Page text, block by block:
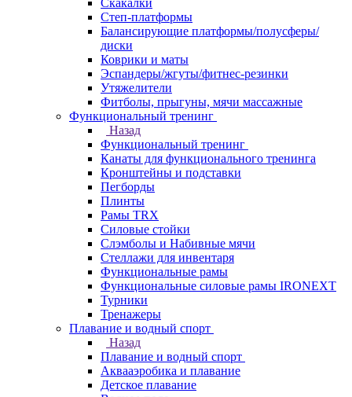
Скакалки
Степ-платформы
Балансирующие платформы/полусферы/
диски
Коврики и маты
Эспандеры/жгуты/фитнес-резинки
Утяжелители
Фитболы, прыгуны, мячи массажные
Функциональный тренинг
Назад
Функциональный тренинг
Канаты для функционального тренинга
Кронштейны и подставки
Пегборды
Плинты
Рамы TRX
Силовые стойки
Слэмболы и Набивные мячи
Стеллажи для инвентаря
Функциональные рамы
Функциональные силовые рамы IRONEXT
Турники
Тренажеры
Плавание и водный спорт
Назад
Плавание и водный спорт
Аквааэробика и плавание
Детское плавание